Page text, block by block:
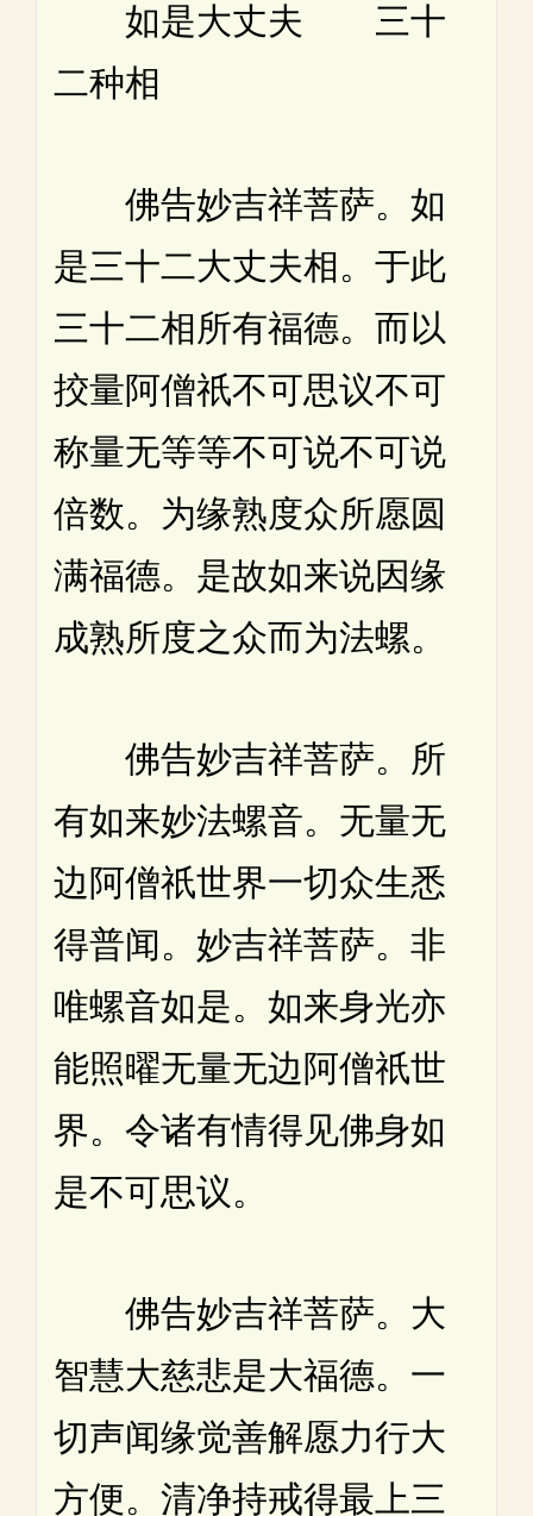
如是大丈夫 三十
二种相
佛告妙吉祥菩萨。如
是三十二大丈夫相。于此
三十二相所有福德。而以
挍量阿僧祇不可思议不可
称量无等等不可说不可说
倍数。为缘熟度众所愿圆
满福德。是故如来说因缘
成熟所度之众而为法螺。
佛告妙吉祥菩萨。所
有如来妙法螺音。无量无
边阿僧祇世界一切众生悉
得普闻。妙吉祥菩萨。非
唯螺音如是。如来身光亦
能照曜无量无边阿僧祇世
界。令诸有情得见佛身如
是不可思议。
佛告妙吉祥菩萨。大
智慧大慈悲是大福德。一
切声闻缘觉善解愿力行大
方便。清净持戒得最上三